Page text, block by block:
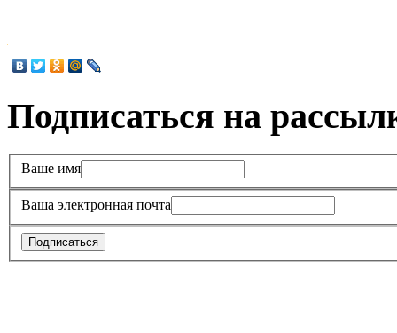
Подписаться на
Ваше имя
Ваша электронная почта